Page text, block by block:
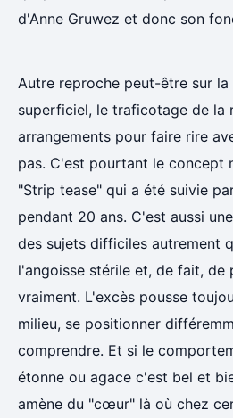
d'Anne Gruwez et donc son
Autre reproche peut-être sur
superficiel, le traficotage de la
arrangements pour faire rire
pas. C'est pourtant le concept
"Strip tease" qui a été suivie
pendant 20 ans. C'est aussi
des sujets difficiles autrement
l'angoisse stérile et, de fait,
vraiment. L'excès pousse
milieu, se positionner
comprendre. Et si le
étonne ou agace c'est bel et
amène du "cœur" là où chez